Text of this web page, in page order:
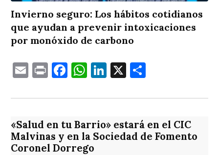
Invierno seguro: Los hábitos cotidianos
que ayudan a prevenir intoxicaciones
por monóxido de carbono
EmailPrintFacebook
WhatsApp
LinkedIn
X
«Salud en tu Barrio» estará en el CIC
Malvinas y en la Sociedad de Fomento
Coronel Dorrego